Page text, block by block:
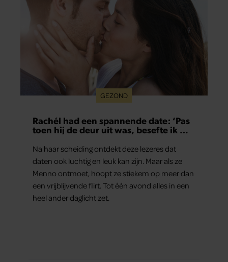
GEZOND
Rachél had een spannende date: ‘Pas
toen hij de deur uit was, besefte ik wat
Na haar scheiding ontdekt deze lezeres dat
daten ook luchtig en leuk kan zijn. Maar als ze
Menno ontmoet, hoopt ze stiekem op meer dan
een vrijblijvende flirt. Tot één avond alles in een
heel ander daglicht zet.